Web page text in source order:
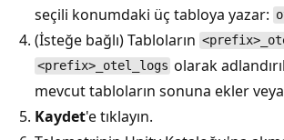
seçili konumdaki üç tabloya yazar:
(İsteğe bağlı) Tabloların
<prefix>_otel_logs olarak
mevcut tabloların sonuna ekler
Kaydet'e tıklayın.